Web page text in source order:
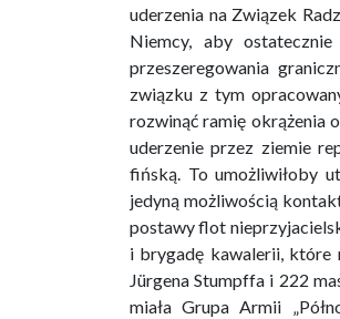
uderzenia na Związek
Niemcy, aby
przeszeregowania
związku z tym
rozwinąć ramię okrążenia
uderzenie przez ziemie
fińską. To umożliwiłoby
jedyną możliwością
postawy flot
i brygadę kawalerii, które
Jürgena Stumpffa i 222
miała Grupa Armii